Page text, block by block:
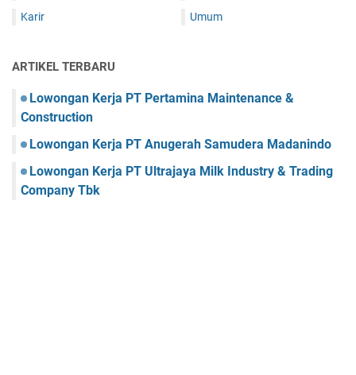
Karir
Umum
ARTIKEL TERBARU
Lowongan Kerja PT Pertamina Maintenance &
Construction
Lowongan Kerja PT Anugerah Samudera Madanindo
Lowongan Kerja PT Ultrajaya Milk Industry & Trading
Company Tbk